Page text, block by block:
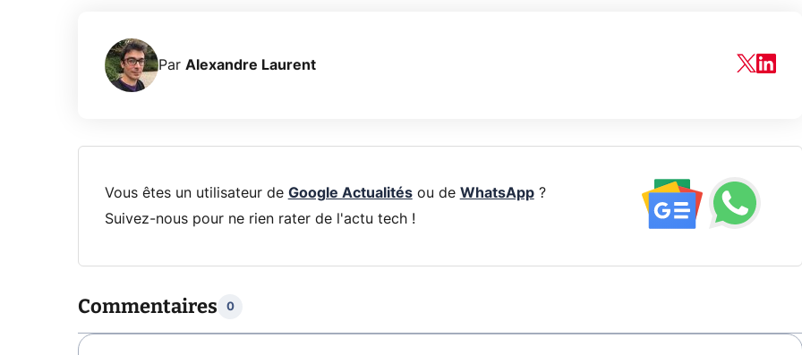
Par Alexandre Laurent
Vous êtes un utilisateur de Google Actualitésou de WhatsApp?
Suivez-nous pour ne rien rater de l'actu tech !
Commentaires 0